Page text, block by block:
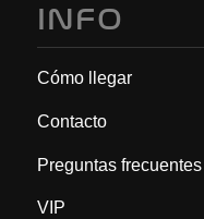
INFO
Cómo llegar
Contacto
Preguntas frecuentes
VIP